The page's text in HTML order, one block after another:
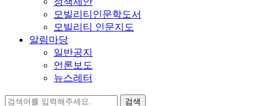
모빌리티인문학도서
모빌리티 인문지도
알림마당
일반공지
언론보도
뉴스레터
검